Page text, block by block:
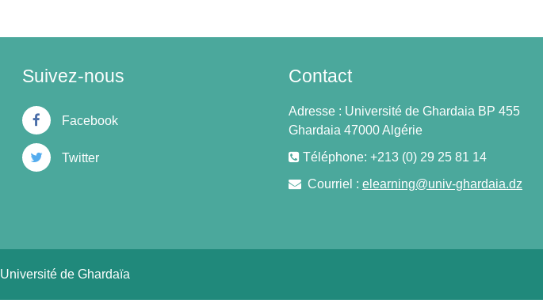
Suivez-nous
Facebook
Twitter
Contact
Adresse : Université de Ghardaia BP 455
Ghardaia 47000 Algérie
Téléphone: +213 (0) 29 25 81 14
Courriel : elearning@univ-ghardaia.dz
de Ghardaïa